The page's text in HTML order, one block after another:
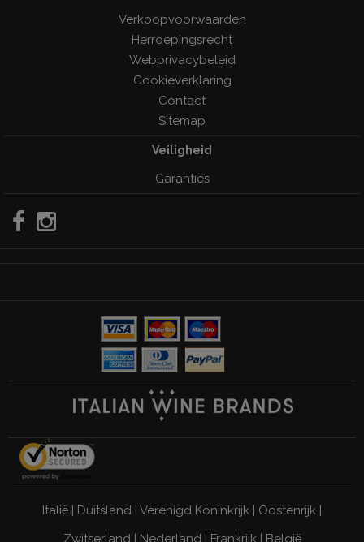
Verkoopvoorwaarden
Herroepingsrecht
Webprivacybeleid
Cookieverklaring
Contact
Sitemap
Veiligheid
Garanties
Italië | Duitsland | Verenigd Koninkrijk | Oostenrijk |
Zwitserland | Nederland | Frankrijk | België